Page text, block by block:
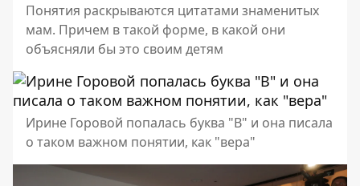
Понятия раскрываются цитатами знаменитых
мам. Причем в такой форме, в какой они
объясняли бы это своим детям
Ирине Горовой попалась буква "В" и она писала
о таком важном понятии, как "вера"